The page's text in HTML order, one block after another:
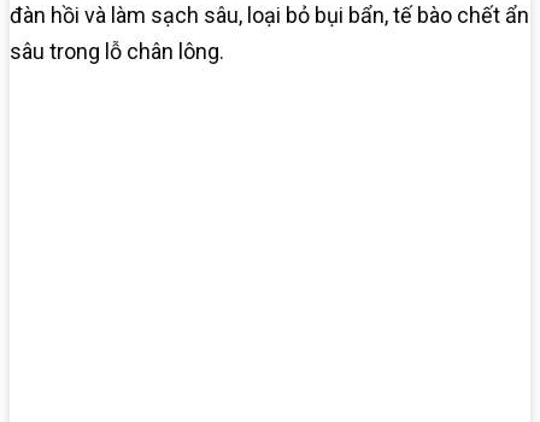
đàn hồi và làm sạch sâu, loại bỏ bụi bẩn, tế bào chết ẩn
sâu trong lỗ chân lông.